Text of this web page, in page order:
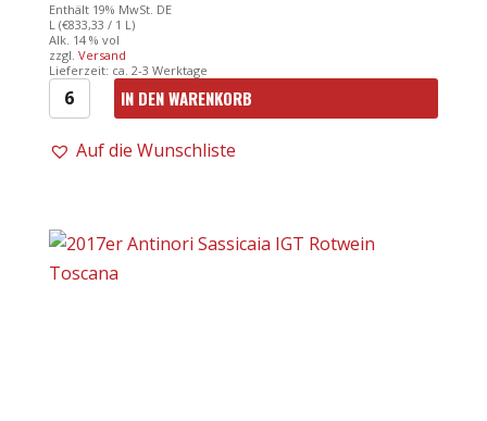
Enthält 19% MwSt. DE
L (€833,33 / 1 L)
Alk. 14 % vol
zzgl. Versand
Lieferzeit: ca. 2-3 Werktage
Antinori
-
IGT
IN DEN WARENKORB
Auf die Wunschliste